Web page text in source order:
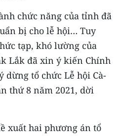
MỖI XÃ
chức năng của tỉnh đã
bị cho lễ hội… Tuy
tạp, khó lường của
Lắk đã xin ý kiến Chính
dừng tổ chức Lễ hội Cà-
thứ 8 năm 2021, dời
xuất hai phương án tổ